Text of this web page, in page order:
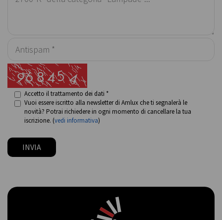
Accetto il trattamento dei dati *
Vuoi essere iscritto alla newsletter di Amlux che ti segnalerà le
novità? Potrai richiedere in ogni momento di cancellare la tua
iscrizione. (vedi informativa)
INVIA